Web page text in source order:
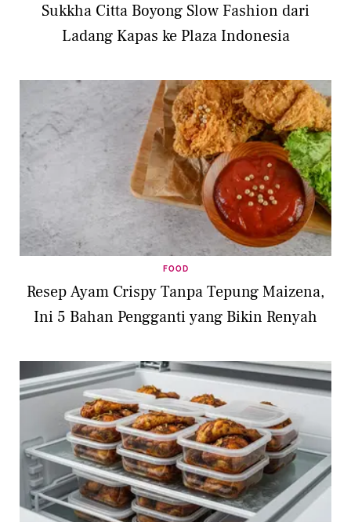
Sukkha Citta Boyong Slow Fashion dari
Ladang Kapas ke Plaza Indonesia
FOOD
Resep Ayam Crispy Tanpa Tepung Maizena,
Ini 5 Bahan Pengganti yang Bikin Renyah